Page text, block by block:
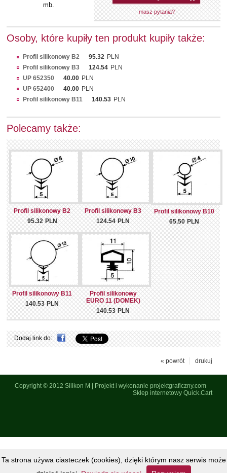
masz pytania?
mb.
Osoby, które kupiły ten produkt kupiły także:
Profil silikonowy B2 95.32 PLN
Profil silikonowy B3
124.54 PLN
UP 652350
40.00 PLN
UP 652400
40.00 PLN
Profil silikonowy B11
140.53 PLN
Polecamy także:
Profil silikonowy B2
95.32 PLN
Profil silikonowy B3
124.54 PLN
Profil silikonowy B10
65.50 PLN
Profil silikonowy B11
140.53 PLN
Profil silikonowy
EURO 11 (DOMEK)
140.53 PLN
Dodaj link do:
drukuj
« powrót
Copyright © 2012Silikon M
Projekt i wykonanie projektgraficzny.com
Sklep internetowy Quick.Cart
Ta strona używa ciasteczek (cookies), dzięki którym nasz serwis może